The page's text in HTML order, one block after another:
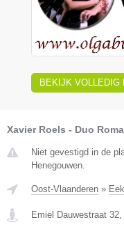
BEKIJK VOLLEDIG
Xavier Roels - Duo
Niet gevestigd in de
Henegouwen.
Oost-Vlaanderen »
Emiel Dauwestraat 32